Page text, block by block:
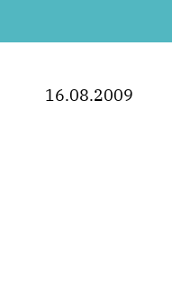
16.08.2009